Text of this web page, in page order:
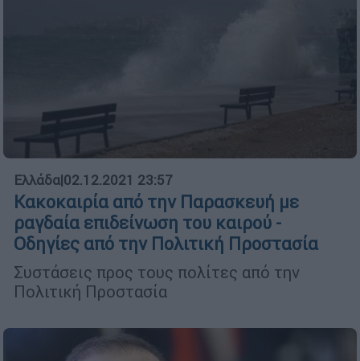
Ελλάδα|02.12.2021 23:57
Κακοκαιρία από την Παρασκευή με
ραγδαία επιδείνωση του καιρού -
Οδηγίες από την Πολιτική Προστασία
Συστάσεις προς τους πολίτες από την
Πολιτική Προστασία